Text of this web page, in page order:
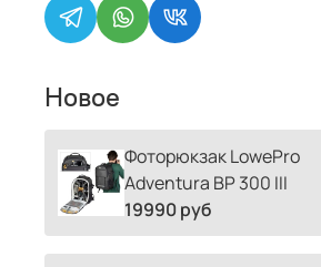
Новое
Фоторюкзак LowePro
Adventura BP 300 III
19990 руб